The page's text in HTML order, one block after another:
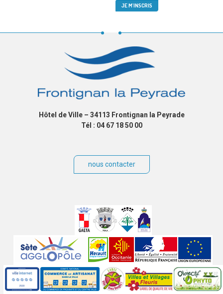
Hôtel de Ville – 34113 Frontignan la Peyrade
Tél : 04 67 18 50 00
nous contacter
partenaires
Labels